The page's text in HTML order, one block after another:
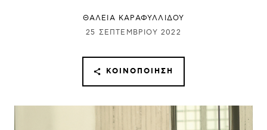
ΘΑΛΕΙΑ ΚΑΡΑΦΥΛΛΙΔΟΥ
25 ΣΕΠΤΕΜΒΡΊΟΥ 2022
ΚΟΙΝΟΠΟΊΗΣΗ